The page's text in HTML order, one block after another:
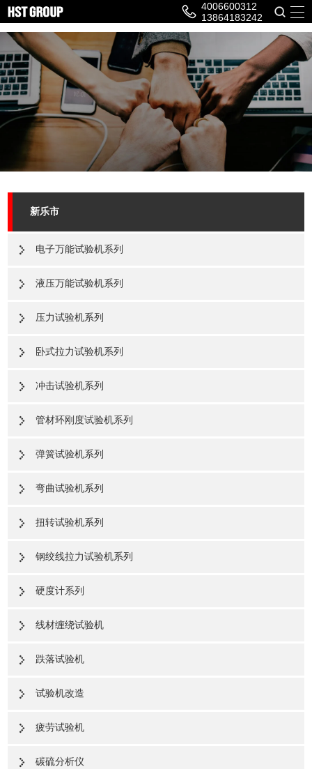
4006600312
13864183242
新乐市
电子万能试验机系列
液压万能试验机系列
压力试验机系列
卧式拉力试验机系列
冲击试验机系列
管材环刚度试验机系列
弹簧试验机系列
弯曲试验机系列
扭转试验机系列
钢绞线拉力试验机系列
硬度计系列
线材缠绕试验机
跌落试验机
试验机改造
疲劳试验机
碳硫分析仪